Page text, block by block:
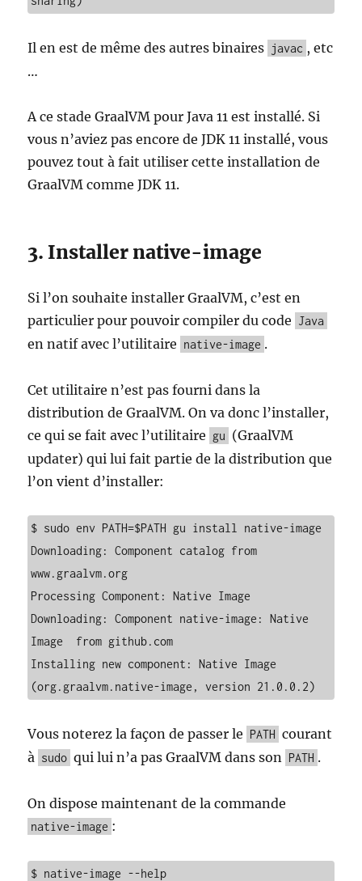
Il en est de même des autres binaires javac , etc
…
A ce stade GraalVM pour Java 11 est installé. Si
vous n’aviez pas encore de JDK 11 installé, vous
pouvez tout à fait utiliser cette installation de
GraalVM comme JDK 11.
3. Installer native-image
Si l’on souhaite installer GraalVM, c’est en
particulier pour pouvoir compiler du code Java
en natif avec l’utilitaire native-image .
Cet utilitaire n’est pas fourni dans la
distribution de GraalVM. On va donc l’installer,
ce qui se fait avec l’utilitaire gu (GraalVM
updater) qui lui fait partie de la distribution que
l’on vient d’installer:
$ sudo env PATH=$PATH gu install native-image
Downloading: Component catalog from
www.graalvm.org
Processing Component: Native Image
Downloading: Component native-image: Native
Image  from github.com
Installing new component: Native Image
(org.graalvm.native-image, version 21.0.0.2)
Vous noterez la façon de passer le PATH courant
à sudo qui lui n’a pas GraalVM dans son PATH .
On dispose maintenant de la commande
native-image :
$ native-image --help